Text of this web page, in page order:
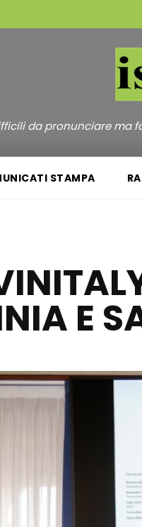
da pronunciare ma
STAMPA
E